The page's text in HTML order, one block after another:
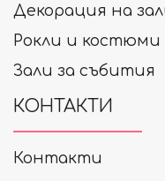
Декорация на
Рокли и костюми
Зали за събития
КОНТАКТИ
Контакти